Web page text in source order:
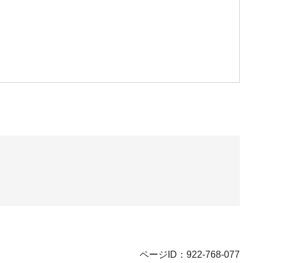
ページID：922-768-077